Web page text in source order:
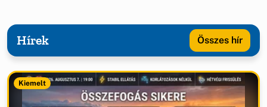
Hírek Összes hír
Kiemelt